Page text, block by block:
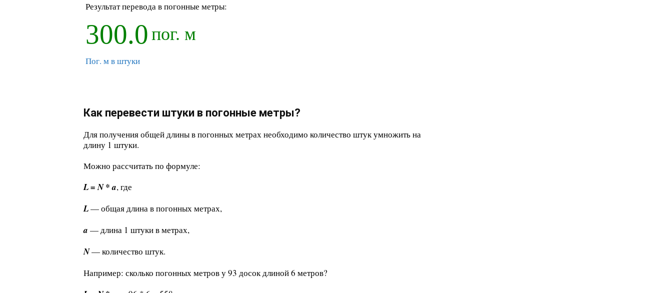
Результат перевода в погонные метры:
300.0 пог. м
Пог. м в штуки
Как перевести штуки в погонные метры?
Для получения общей длины в погонных метрах необходимо количество штук умножить на
длину 1 штуки.
Можно рассчитать по формуле:
L = N * a, где
L— общая длина в погонных метрах,
a — длина 1 штуки в метрах,
N— количество штук.
Например: сколько погонных метров у 93 досок длиной 6 метров?